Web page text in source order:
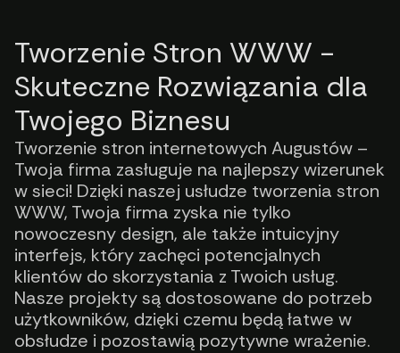
Tworzenie Stron WWW -
Skuteczne Rozwiązania dla
Twojego Biznesu
Tworzenie stron internetowych Augustów –
Twoja firma zasługuje na najlepszy wizerunek
w sieci! Dzięki naszej usłudze tworzenia stron
WWW, Twoja firma zyska nie tylko
nowoczesny design, ale także intuicyjny
interfejs, który zachęci potencjalnych
klientów do skorzystania z Twoich usług.
Nasze projekty są dostosowane do potrzeb
użytkowników, dzięki czemu będą łatwe w
obsłudze i pozostawią pozytywne wrażenie.